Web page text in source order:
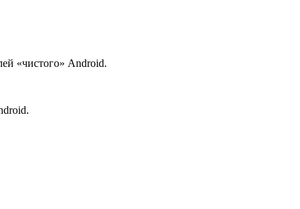
«чистого» Android.